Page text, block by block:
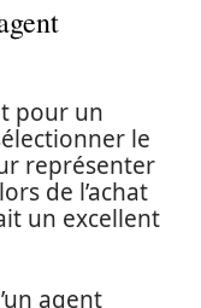
pour un
le
représenter
de l’achat
un excellent
agent